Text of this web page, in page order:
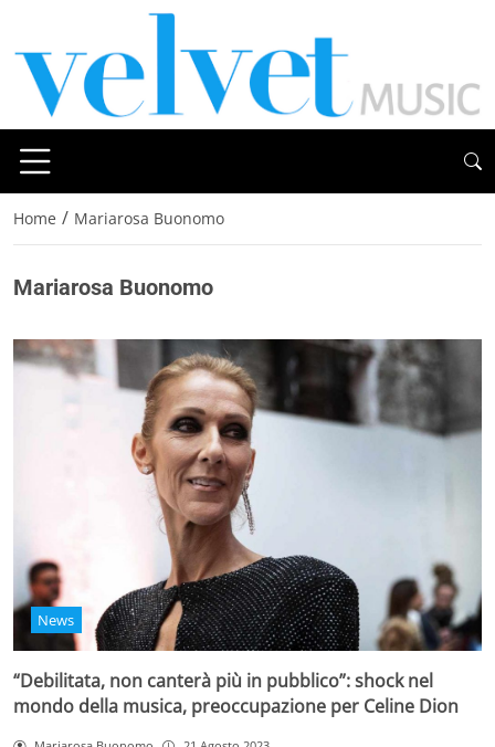
Home / Mariarosa Buonomo
Mariarosa Buonomo
News
“Debilitata, non canterà più in pubblico”: shock nel
mondo della musica, preoccupazione per Celine Dion